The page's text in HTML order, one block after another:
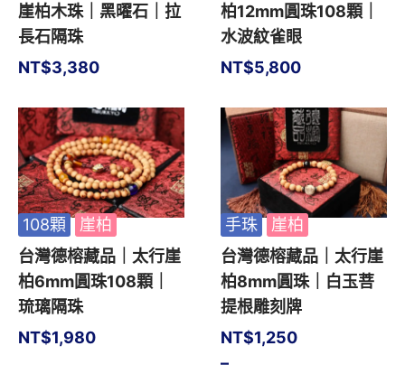
崖柏木珠｜黑曜石｜拉
長石隔珠
NT$3,380
柏12mm圓珠108顆｜
水波紋雀眼
NT$5,800
108顆
崖柏
台灣德榕藏品｜太行崖
柏6mm圓珠108顆｜
琉璃隔珠
NT$1,980
手珠
崖柏
台灣德榕藏品｜太行崖
柏8mm圓珠｜白玉菩
提根雕刻牌
–
NT$1,250